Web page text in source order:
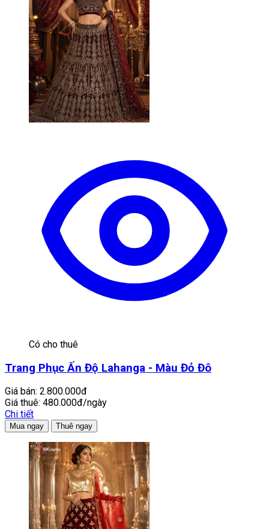
Có cho thuê
Trang Phục Ấn Độ Lahanga - Màu Đỏ Đô
Giá bán: 2.800.000đ
Giá thuê: 480.000đ/ngày
Chi tiết
Mua ngay Thuê ngay